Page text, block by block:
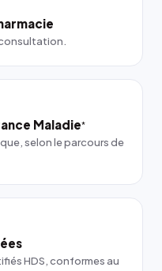
Maladie*
selon le parcours de
HDS, conformes au